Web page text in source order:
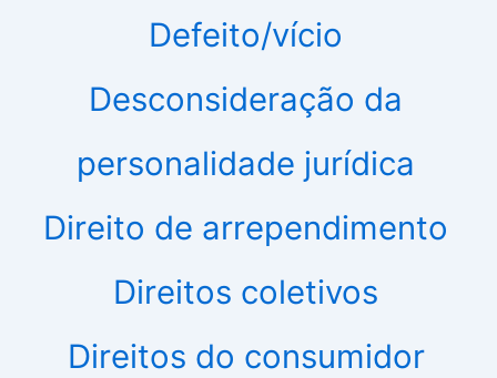
Defeito/vício
Desconsideração da
personalidade jurídica
Direito de arrependimento
Direitos coletivos
Direitos do consumidor